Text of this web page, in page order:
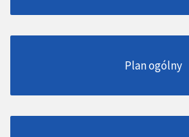
Plan ogólny